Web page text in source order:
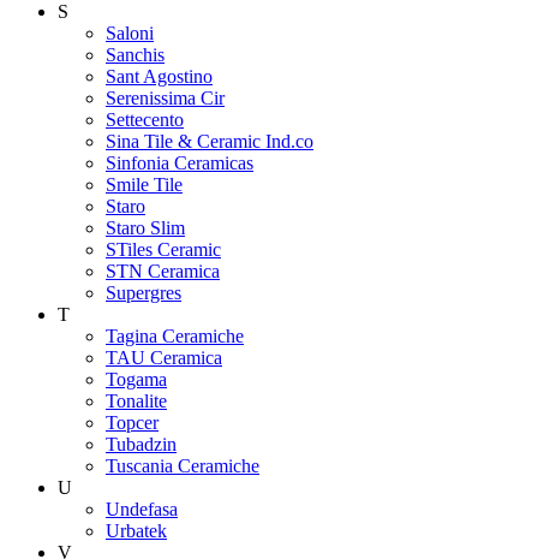
S
Saloni
Sanchis
Sant Agostino
Serenissima Cir
Settecento
Sina Tile & Ceramic Ind.co
Sinfonia Ceramicas
Smile Tile
Staro
Staro Slim
STiles Ceramic
STN Ceramica
Supergres
T
Tagina Ceramiche
TAU Ceramica
Togama
Tonalite
Topcer
Tubadzin
Tuscania Ceramiche
U
Undefasa
Urbatek
V